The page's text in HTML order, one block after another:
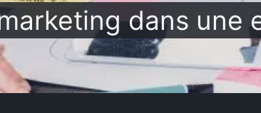
dans une